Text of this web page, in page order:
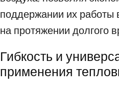
поддержании их работы
на протяжении долгого
Гибкость и
применения